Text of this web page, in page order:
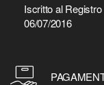
Iscritto al
06/07/2016